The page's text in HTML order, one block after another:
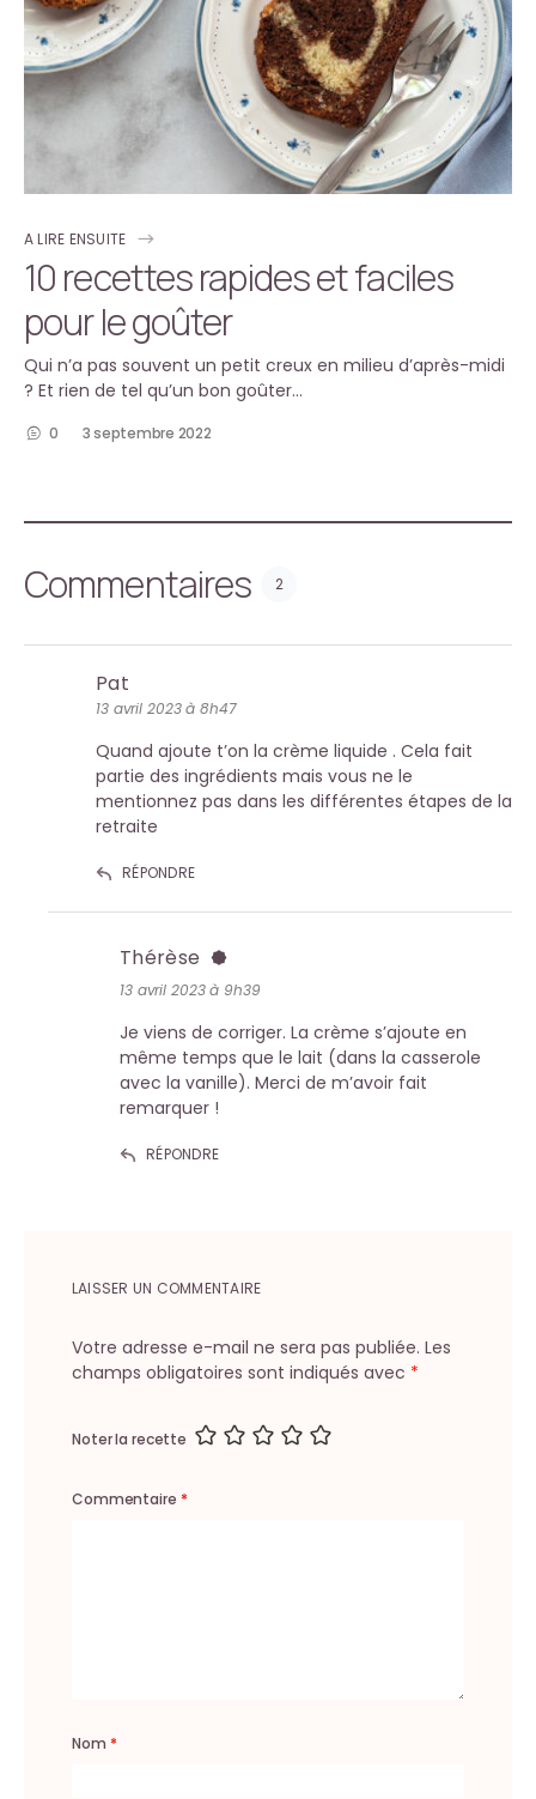
A LIRE ENSUITE
10 recettes rapides et faciles
pour le goûter
Qui n’a pas souvent un petit creux en milieu d’après-midi
? Et rien de tel qu’un bon goûter…
0 3 septembre 2022
Commentaires 2
Pat
13 avril 2023 à 8h47
Quand ajoute t’on la crème liquide . Cela fait
partie des ingrédients mais vous ne le
mentionnez pas dans les différentes étapes de la
retraite
RÉPONDRE
Thérèse
13 avril 2023 à 9h39
Je viens de corriger. La crème s’ajoute en
même temps que le lait (dans la casserole
avec la vanille). Merci de m’avoir fait
remarquer !
RÉPONDRE
LAISSER UN COMMENTAIRE
Votre adresse e-mail ne sera pas publiée. Les
champs obligatoires sont indiqués avec *
Noter la recette
Commentaire *
Nom *